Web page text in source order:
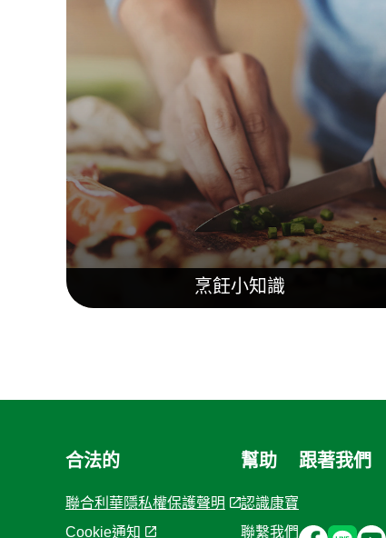
烹飪小知識
合法的
聯合利華隱私權保護聲明
Cookie通知
幫助
認識康寶
聯繫我們
跟著我們